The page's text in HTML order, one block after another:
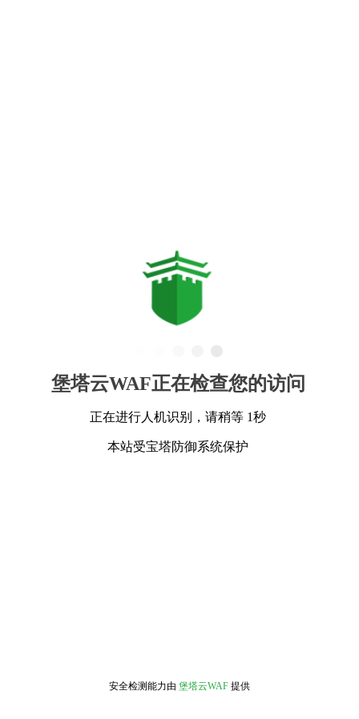
堡塔云WAF正在检查您的访问
正在进行人机识别，请稍等 1秒
本站受宝塔防御系统保护
安全检测能力由 堡塔云WAF 提供